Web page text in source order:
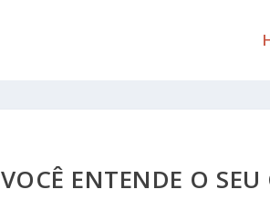
VOCÊ ENTENDE O SEU